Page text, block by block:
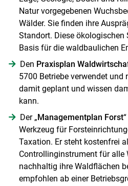
Natur vorgegebenen
Wälder. Sie finden ihre
Standort. Diese
Basis für die waldbaulichen
Den Praxisplan
5700 Betriebe verwendet und
damit geplant und wissen
kann.
Der „Managementplan Forst
Werkzeug für
Taxation. Er steht kostenfrei
Controllinginstrument für alle
nachhaltig ihre Waldflächen
empfohlen ab einer